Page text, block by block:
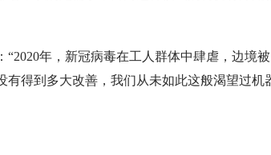
年，新冠病毒在工人群体中肆虐，边境
得到多大改善，我们从未如此这般渴望过机